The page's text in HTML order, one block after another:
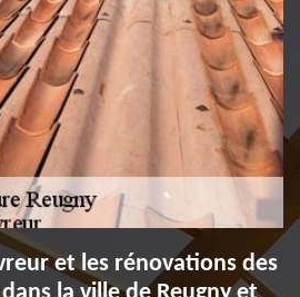
et les rénovations des